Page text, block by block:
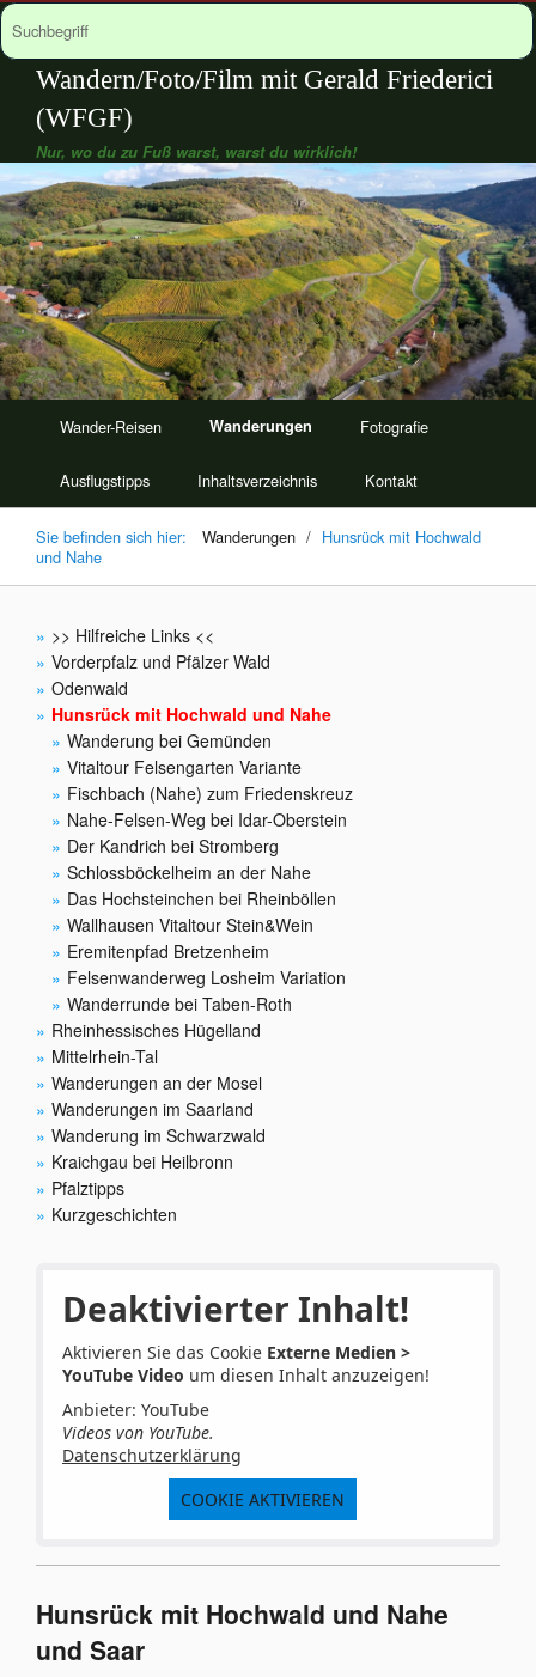
Wandern/Foto/Film mit Gerald Friederici
(WFGF)
Nur, wo du zu Fuß warst, warst du wirklich!
Wander-Reisen Wanderungen Fotografie
Ausflugstipps Inhaltsverzeichnis Kontakt
Sie befinden sich hier: Wanderungen / Hunsrück mit Hochwald
und Nahe
>> Hilfreiche Links <<
Vorderpfalz und Pfälzer Wald
Odenwald
Hunsrück mit Hochwald und Nahe
Wanderung bei Gemünden
Vitaltour Felsengarten Variante
Fischbach (Nahe) zum Friedenskreuz
Nahe-Felsen-Weg bei Idar-Oberstein
Der Kandrich bei Stromberg
Schlossböckelheim an der Nahe
Das Hochsteinchen bei Rheinböllen
Wallhausen Vitaltour Stein&Wein
Eremitenpfad Bretzenheim
Felsenwanderweg Losheim Variation
Wanderrunde bei Taben-Roth
Rheinhessisches Hügelland
Mittelrhein-Tal
Wanderungen an der Mosel
Wanderungen im Saarland
Wanderung im Schwarzwald
Kraichgau bei Heilbronn
Pfalztipps
Kurzgeschichten
Deaktivierter Inhalt!
Aktivieren Sie das Cookie Externe Medien >
YouTube Video um diesen Inhalt anzuzeigen!
Anbieter: YouTube
Videos von YouTube.
Datenschutzerklärung
COOKIE AKTIVIEREN
Hunsrück mit Hochwald und Nahe
und Saar